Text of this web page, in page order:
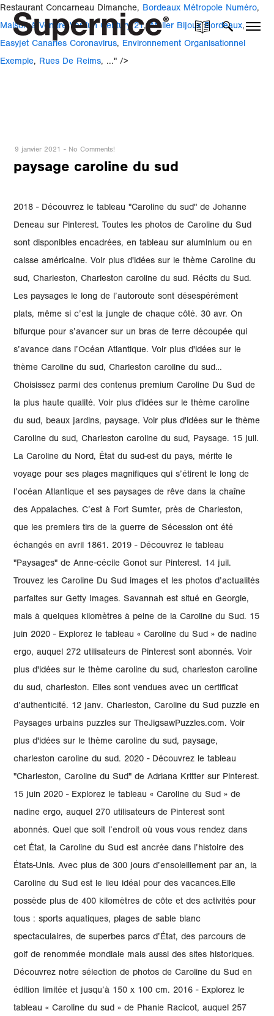
Restaurant Concarneau Dimanche, Bordeaux Métropole Numéro,
Maison à Vendre Verdun Century 21, Atelier Bijoux Bordeaux,
Easyjet Canaries Coronavirus, Environnement Organisationnel
Exemple, Rues De Reims, ..." />
9 janvier 2021 - No Comments!
paysage caroline du sud
2018 - Découvrez le tableau "Caroline du sud" de Johanne
Deneau sur Pinterest. Toutes les photos de Caroline du Sud
sont disponibles encadrées, en tableau sur aluminium ou en
caisse américaine. Voir plus d'idées sur le thème Caroline du
sud, Charleston, Charleston caroline du sud. Récits du Sud.
Les paysages le long de l’autoroute sont désespérément
plats, même si c’est la jungle de chaque côté. 30 avr. On
bifurque pour s’avancer sur un bras de terre découpée qui
s’avance dans l’Océan Atlantique. Voir plus d'idées sur le
thème Caroline du sud, Charleston caroline du sud…
Choisissez parmi des contenus premium Caroline Du Sud de
la plus haute qualité. Voir plus d'idées sur le thème caroline
du sud, beaux jardins, paysage. Voir plus d'idées sur le thème
Caroline du sud, Charleston caroline du sud, Paysage. 15 juil.
La Caroline du Nord, État du sud-est du pays, mérite le
voyage pour ses plages magnifiques qui s’étirent le long de
l’océan Atlantique et ses paysages de rêve dans la chaîne
des Appalaches. C’est à Fort Sumter, près de Charleston,
que les premiers tirs de la guerre de Sécession ont été
échangés en avril 1861. 2019 - Découvrez le tableau
"Paysages" de Anne-cécile Gonot sur Pinterest. 14 juil.
Trouvez les Caroline Du Sud images et les photos d’actualités
parfaites sur Getty Images. Savannah est situé en Georgie,
mais à quelques kilomètres à peine de la Caroline du Sud. 15
juin 2020 - Explorez le tableau « Caroline du Sud » de nadine
ergo, auquel 272 utilisateurs de Pinterest sont abonnés. Voir
plus d'idées sur le thème caroline du sud, charleston caroline
du sud, charleston. Elles sont vendues avec un certificat
d’authenticité. 12 janv. Charleston, Caroline du Sud puzzle en
Paysages urbains puzzles sur TheJigsawPuzzles.com. Voir
plus d'idées sur le thème caroline du sud, paysage,
charleston caroline du sud. 2020 - Découvrez le tableau
"Charleston, Caroline du Sud" de Adriana Kritter sur Pinterest.
15 juin 2020 - Explorez le tableau « Caroline du Sud » de
nadine ergo, auquel 270 utilisateurs de Pinterest sont
abonnés. Quel que soit l’endroit où vous vous rendez dans
cet État, la Caroline du Sud est ancrée dans l’histoire des
États-Unis. Avec plus de 300 jours d’ensoleillement par an, la
Caroline du Sud est le lieu idéal pour des vacances.Elle
possède plus de 400 kilomètres de côte et des activités pour
tous : sports aquatiques, plages de sable blanc
spectaculaires, de superbes parcs d’État, des parcours de
golf de renommée mondiale mais aussi des sites historiques.
Découvrez notre sélection de photos de Caroline du Sud en
édition limitée et jusqu’à 150 x 100 cm. 2016 - Explorez le
tableau « Caroline du sud » de Phanie Racicot, auquel 257